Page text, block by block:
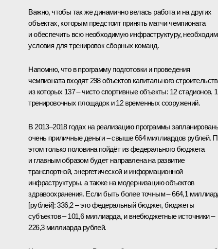
Важно, чтобы так же динамично велась работа и на других
объектах, которым предстоит принять матчи чемпионата
и обеспечить всю необходимую инфраструктуру,
условия для тренировок сборных команд.
Напомню, что в программу подготовки и проведения
чемпионата входят 298 объектов капитального
из которых 137 – чисто спортивные объекты: 12 стадионов,
тренировочных площадок и 12 временных сооружений.
В 2013–2018 годах на реализацию программы
очень приличные деньги – свыше 664 миллиардов рублей.
этом только половина пойдёт из федерального бюджета
и главным образом будет направлена на развитие
транспортной, энергетической и информационной
инфраструктуры, а также на модернизацию объектов
здравоохранения. Если быть более точным – 664,1
[рублей]: 336,2 – это федеральный бюджет, бюджеты
субъектов – 101,6 миллиарда, и внебюджетные источники –
226,3 миллиарда рублей.